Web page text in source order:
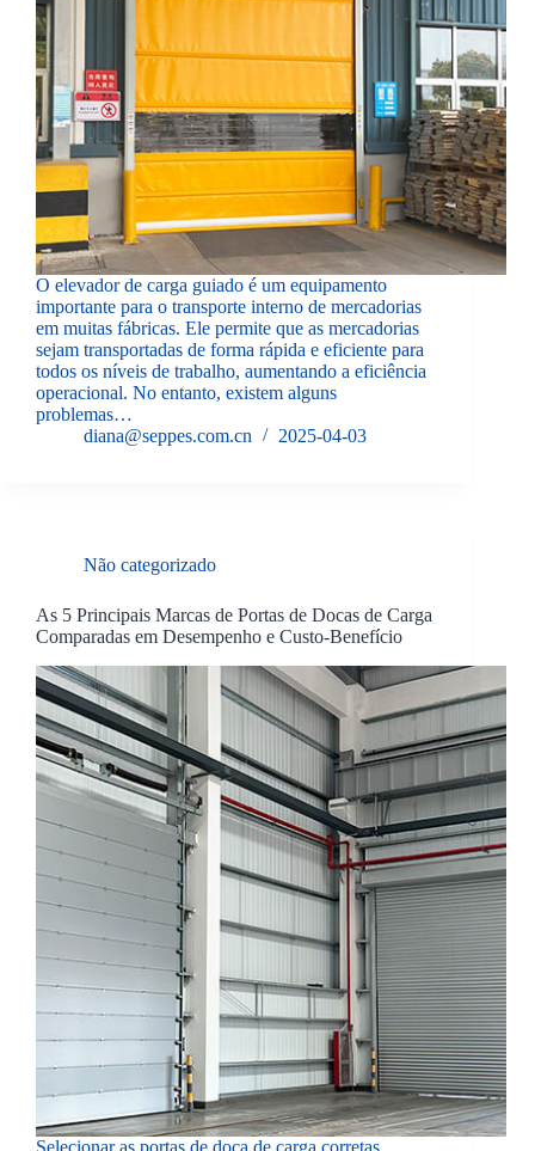
O elevador de carga guiado é um equipamento
importante para o transporte interno de mercadorias
em muitas fábricas. Ele permite que as mercadorias
sejam transportadas de forma rápida e eficiente para
todos os níveis de trabalho, aumentando a eficiência
operacional. No entanto, existem alguns
problemas…
diana@seppes.com.cn
2025-04-03
Não categorizado
As 5 Principais Marcas de Portas de Docas de Carga
Comparadas em Desempenho e Custo-Benefício